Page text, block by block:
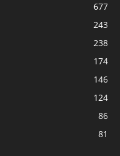
677
243
238
174
146
124
86
81